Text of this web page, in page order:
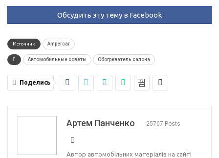
Обсудить эту тему в Facebook
Источник Ampercar
Автомобильные советы Обогреватель салона
Поделись
Артем Панченко 25707 Posts
Автор автомобільних матеріалів на сайті